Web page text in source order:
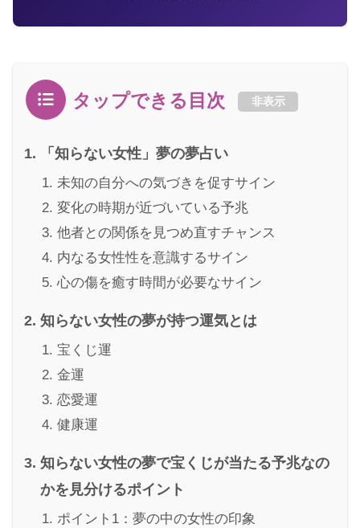
タップできる目次 非表示
「知らない女性」夢の夢占い
未知の自分への気づきを促すサイン
変化の時期が近づいている予兆
他者との関係を見つめ直すチャンス
内なる女性性を意識するサイン
心の傷を癒す時間が必要なサイン
知らない女性の夢が持つ運気とは
宝くじ運
金運
恋愛運
健康運
知らない女性の夢で宝くじが当たる予兆なの
かを見分けるポイント
ポイント1：夢の中の女性の印象